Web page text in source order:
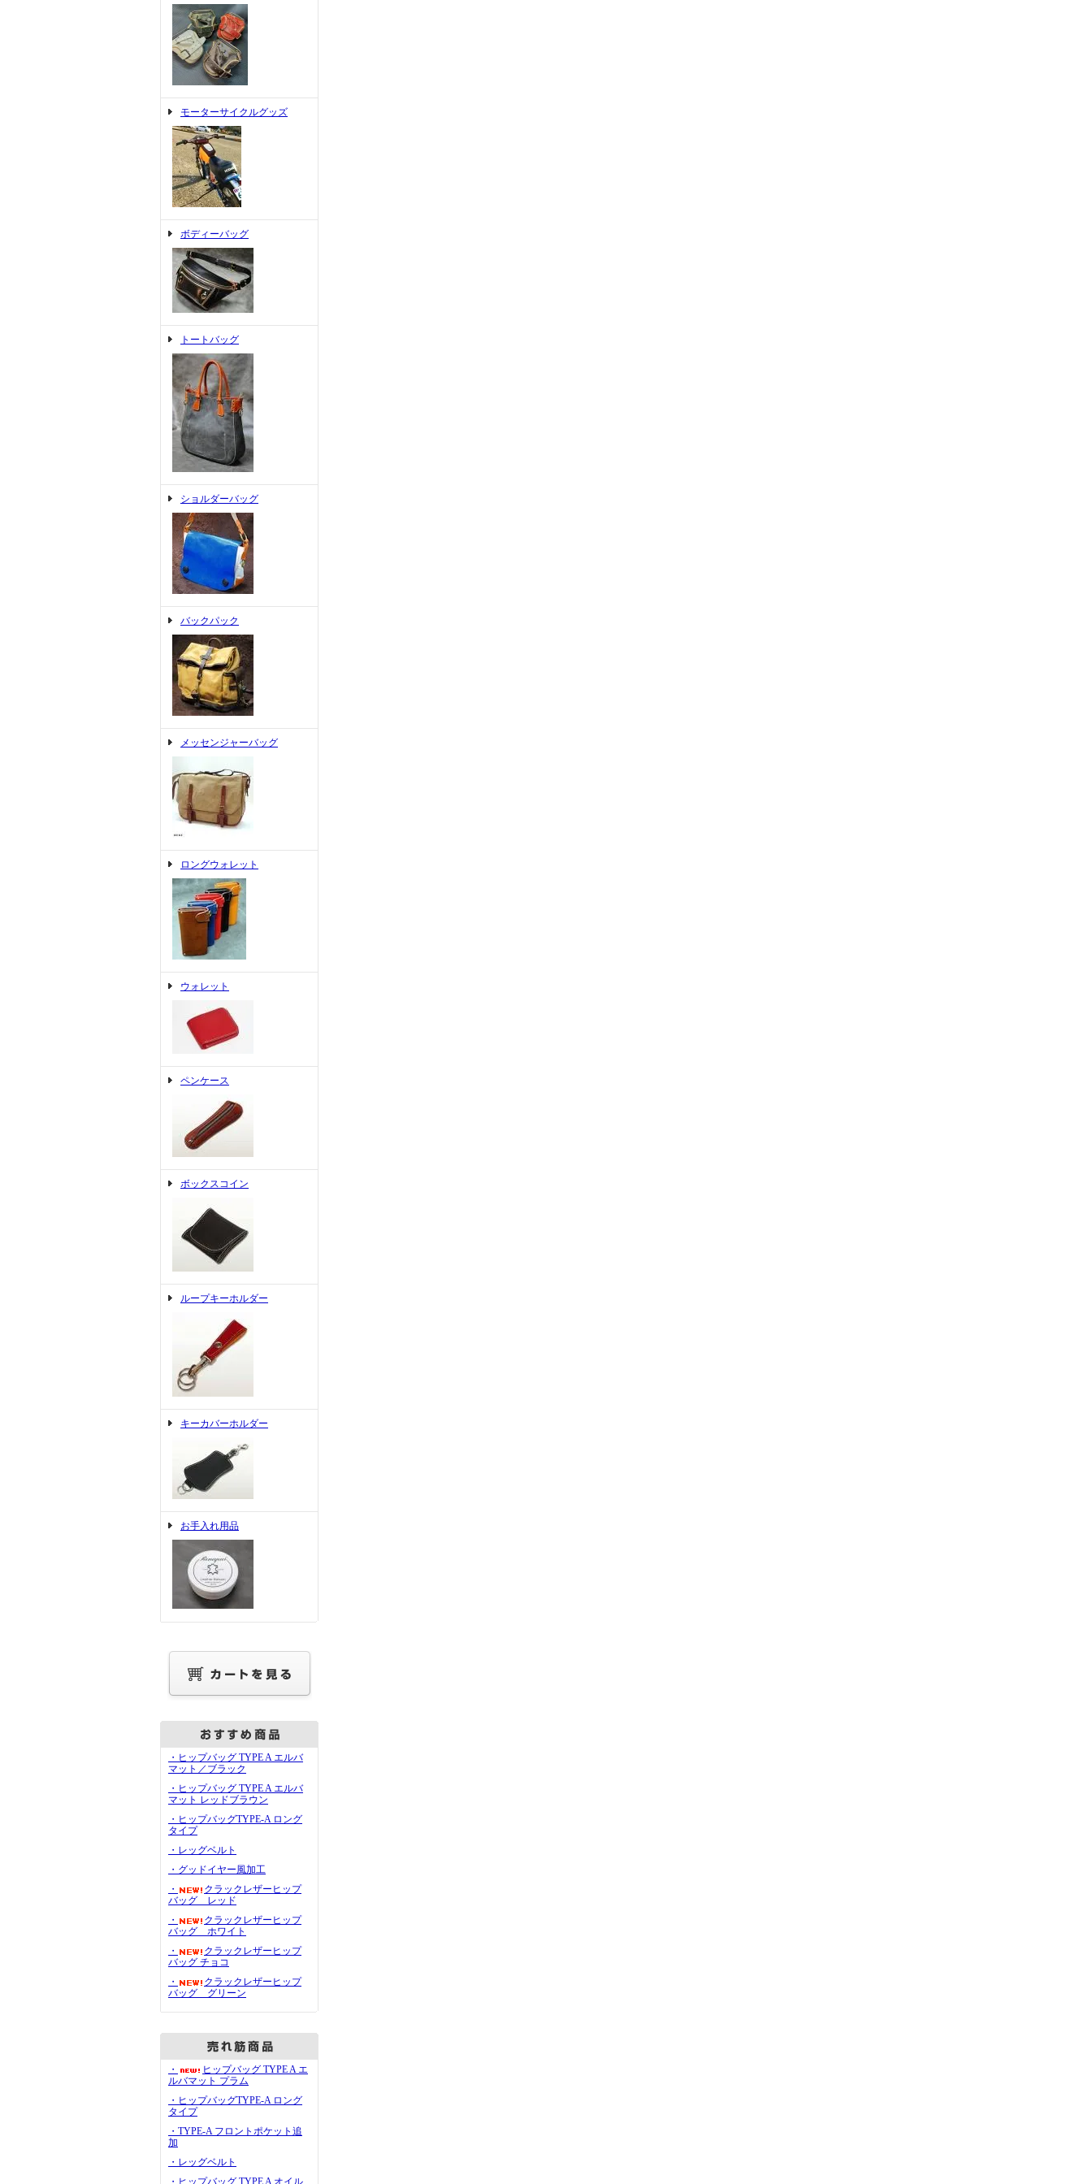
モーターサイクルグッズ
ボディーバッグ
トートバッグ
ショルダーバッグ
バックパック
メッセンジャーバッグ
ロングウォレット
ウォレット
ペンケース
ボックスコイン
ループキーホルダー
キーカバーホルダー
お手入れ用品
・ヒップバッグ TYPE A エルバ
マット／ブラック
・ヒップバッグ TYPE A エルバ
マット レッドブラウン
・ヒップバッグTYPE-A ロング
タイプ
・レッグベルト
・グッドイヤー風加工
・
クラックレザーヒップ
バッグ レッド
・
クラックレザーヒップ
バッグ ホワイト
・
クラックレザーヒップ
バッグ チョコ
・
クラックレザーヒップ
バッグ グリーン
・
ヒップバッグ TYPE A エ
ルバマット プラム
・ヒップバッグTYPE-A ロング
タイプ
・TYPE-A フロントポケット追
加
・レッグベルト
・ヒップバッグ TYPE A オイル